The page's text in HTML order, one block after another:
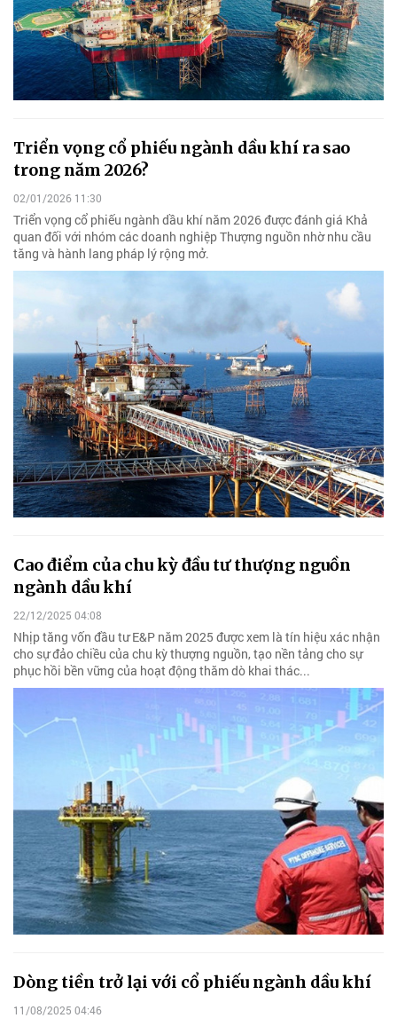
Triển vọng cổ phiếu ngành dầu khí ra sao
trong năm 2026?
02/01/2026 11:30
Triển vọng cổ phiếu ngành dầu khí năm 2026 được đánh giá Khả
quan đối với nhóm các doanh nghiệp Thượng nguồn nhờ nhu cầu
tăng và hành lang pháp lý rộng mở.
Cao điểm của chu kỳ đầu tư thượng nguồn
ngành dầu khí
22/12/2025 04:08
Nhịp tăng vốn đầu tư E&P năm 2025 được xem là tín hiệu xác nhận
cho sự đảo chiều của chu kỳ thượng nguồn, tạo nền tảng cho sự
phục hồi bền vững của hoạt động thăm dò khai thác...
Dòng tiền trở lại với cổ phiếu ngành dầu khí
11/08/2025 04:46